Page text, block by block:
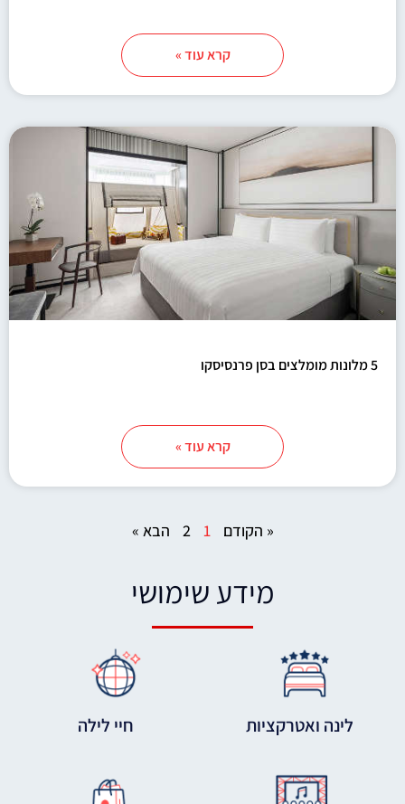
קרא עוד »
5 מלונות מומלצים בסן פרנסיסקו
קרא עוד »
« הקודם 1
2 הבא »
מידע שימושי
לינה ואטרקציות חיי לילה